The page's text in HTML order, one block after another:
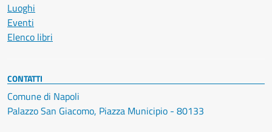
Luoghi
Eventi
Elenco libri
CONTATTI
Comune di Napoli
Palazzo San Giacomo, Piazza Municipio - 80133